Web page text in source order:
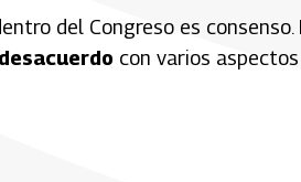
del Congreso es consenso.
con varios